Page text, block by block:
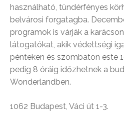
használható, tündérfényes
belvárosi forgatagba.
programok is várják a
látogatókat, akik védettségi
pénteken és szombaton este
pedig 8 óráig időzhetnek a
Wonderlandben.
1062 Budapest, Váci út 1-3.